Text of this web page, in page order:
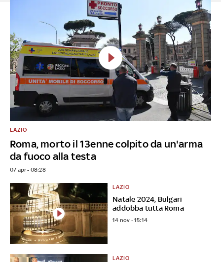
Roma, morto il 13enne colpito da un'arma
da fuoco alla testa
LAZIO
07 apr - 08:28
Natale 2024, Bulgari
addobba tutta Roma
LAZIO
14 nov - 15:14
LAZIO